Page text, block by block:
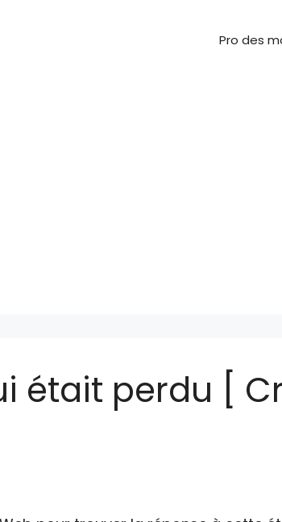
Pro des
était perdu [